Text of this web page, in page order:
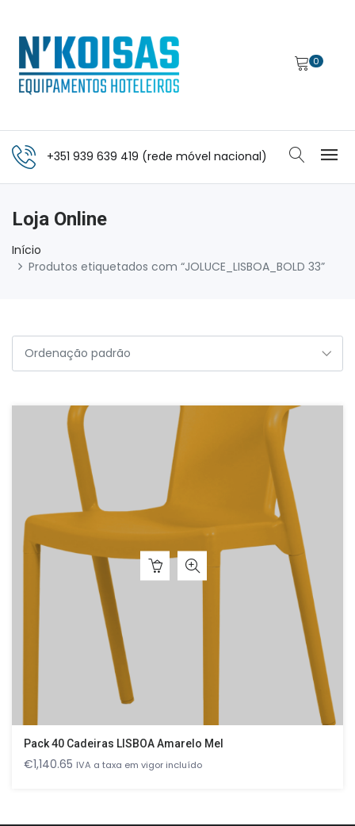
0
+351 939 639 419 (rede móvel nacional)
Loja Online
Início
Produtos etiquetados com “JOLUCE_LISBOA_BOLD 33”
Pack 40 Cadeiras LISBOA Amarelo Mel
€1,140.65 IVA a taxa em vigor incluído